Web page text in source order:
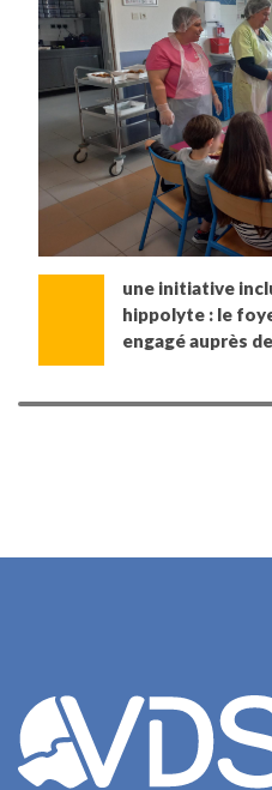
une initiative
hippolyte : le
engagé auprès